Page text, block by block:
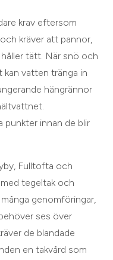
krav eftersom
kräver att pannor,
tätt. När snö och
kan vatten tränga in
hängrännor
punkter innan de blir
Fulltofta och
tegeltak och
genomföringar,
ses över
de blandade
en takvård som